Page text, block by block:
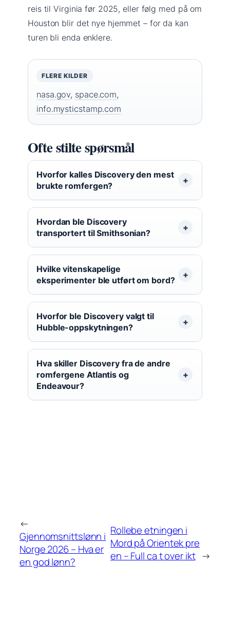
reis til Virginia før 2025, eller følg med på om
Houston blir det nye hjemmet – for da kan
turen bli enda enklere.
FLERE KILDER
nasa.gov, space.com,
info.mysticstamp.com
Ofte stilte spørsmål
Hvorfor kalles Discovery den mest
brukte romfergen?
Hvordan ble Discovery
transportert til Smithsonian?
Hvilke vitenskapelige
eksperimenter ble utført om bord?
Hvorfor ble Discovery valgt til
Hubble-oppskytningen?
Hva skiller Discovery fra de andre
romfergene Atlantis og
Endeavour?
←
Gjennomsnittslønn i
Norge 2026 – Hva er
en god lønn?
Rollebe etningen i
Mord på Orientek pre
en – Full ca t over ikt →